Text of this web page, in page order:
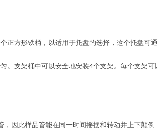
正方形铁桶，以适用于托盘的选择，这个托盘可
。支架桶中可以安全地安装4个支架。每个支架
，因此样品管能在同一时间摇摆和转动并上下颠